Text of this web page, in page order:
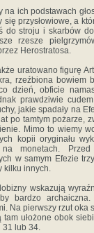
na ich podstawach
się przysłowiowe, a
do stroju i skarbów
rzesze
Herostratosa.
uratowano figurę
rzeźbiona bowiem
dzień, obficie
prawdziwie
jakie spadały na
po tamtym pożarze,
Mimo to wiemy
kopii oryginału
na monetach.
w samym Efezie
kilku innych.
wskazują
bardzo
Na pierwszy rzut
tam ułożone obok
31 lub 34.